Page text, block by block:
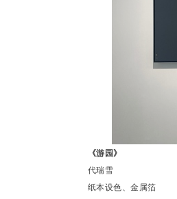
《游园》
代瑞雪
纸本设色、金属箔